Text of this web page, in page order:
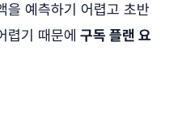
을 예측하기 어렵고 초반
렵기 때문에 구독 플랜 요